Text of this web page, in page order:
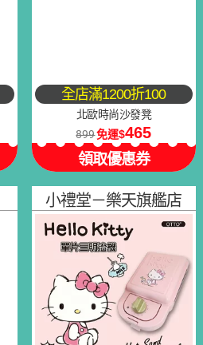
全店滿1200折100
北歐時尚沙發凳
899免運 465
領取優惠券
小禮堂－樂天旗艦店